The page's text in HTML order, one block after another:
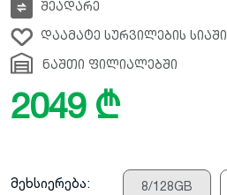
შეადარე
დაამატე სურვილების სიაში
ნაშთი ფილიალებში
2049 ₾
მეხსიერება: 8/128GB